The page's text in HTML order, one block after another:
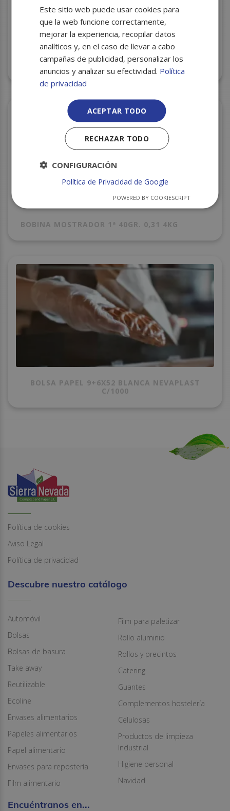
PAPEL PERLA COLADO 32X44 C/30
BOBINA MOSTRADOR 1ª 40GR. 0,31 4KG
BOLSA PAPEL 9+6X52 BLANCA NEVAPLAST
C/1000
Política de cookies
Aviso Legal
Política de privacidad
Descubre nuestro catálogo
Automóvil
Bolsas
Bolsas de basura
Take away
Reutilizable
Ecoline
Envases alimentarios
Papeles alimentarios
Papel alimentario
Envases para repostería
Film alimentario
Film para paletizar
Rollo aluminio
Rollos y precintos
Catering
Guantes
Complementos hostelería
Celulosas
Productos de limpieza
Industrial
Higiene personal
Navidad
Encuéntranos en...
Este sitio web puede usar cookies para
que la web funcione correctamente,
mejorar la experiencia, recopilar datos
analíticos y, en el caso de llevar a cabo
campañas de publicidad, personalizar los
anuncios y analizar su efectividad. Política
de privacidad
ACEPTAR TODO
RECHAZAR TODO
CONFIGURACIÓN
Política de Privacidad de Google
POWERED BY COOKIESCRIPT